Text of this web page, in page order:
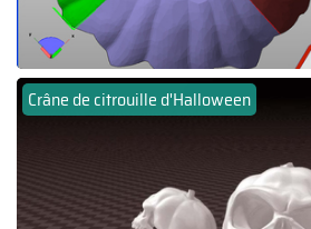
Crâne de citrouille d'Halloween